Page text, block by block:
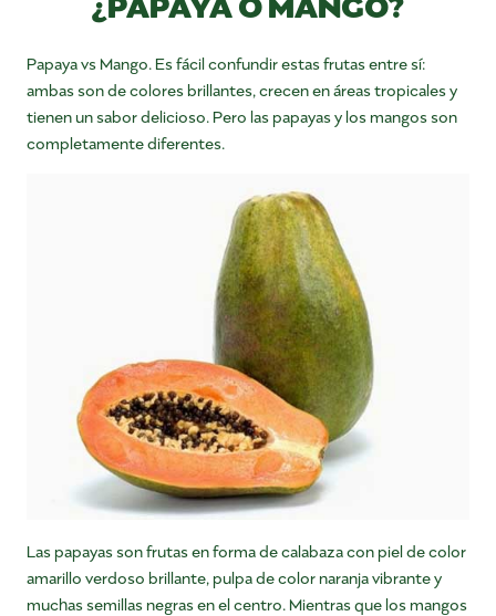
Papaya vs Mango. Es fácil confundir estas frutas entre sí:
ambas son de colores brillantes, crecen en áreas tropicales y
tienen un sabor delicioso. Pero las papayas y los mangos son
completamente diferentes.
Las papayas son frutas en forma de calabaza con piel de color
amarillo verdoso brillante, pulpa de color naranja vibrante y
muchas semillas negras en el centro. Mientras que los mangos